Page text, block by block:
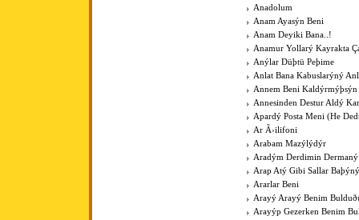
Anadolum
Anam Ayasýn Beni
Anam Deyiki Bana..!
Anamur Yollarý Kayrakta
Anýlar Düþtü Peþime
Anlat Bana Kabuslarýný
Annem Beni
Annesinden Destur Aldý
Apardý Posta Meni (He
Ar Ã›ilifoni
Arabam Mazýlýdýr
Aradým Derdimin
Arap Atý Gibi Sallar Baþýný
Ararlar Beni
Arayý Arayý Benim
Arayýp Gezerken Benim